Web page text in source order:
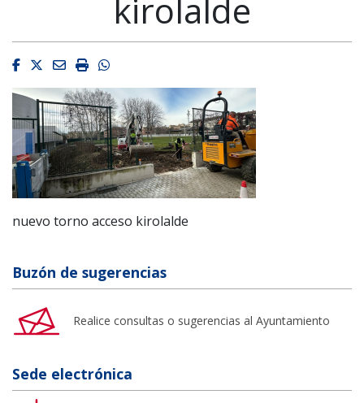
kirolalde
Facebook
Twitter
EmailImprimirWhatsapp
nuevo torno acceso kirolalde
Buzón de sugerencias
Realice consultas o sugerencias al Ayuntamiento
Sede electrónica